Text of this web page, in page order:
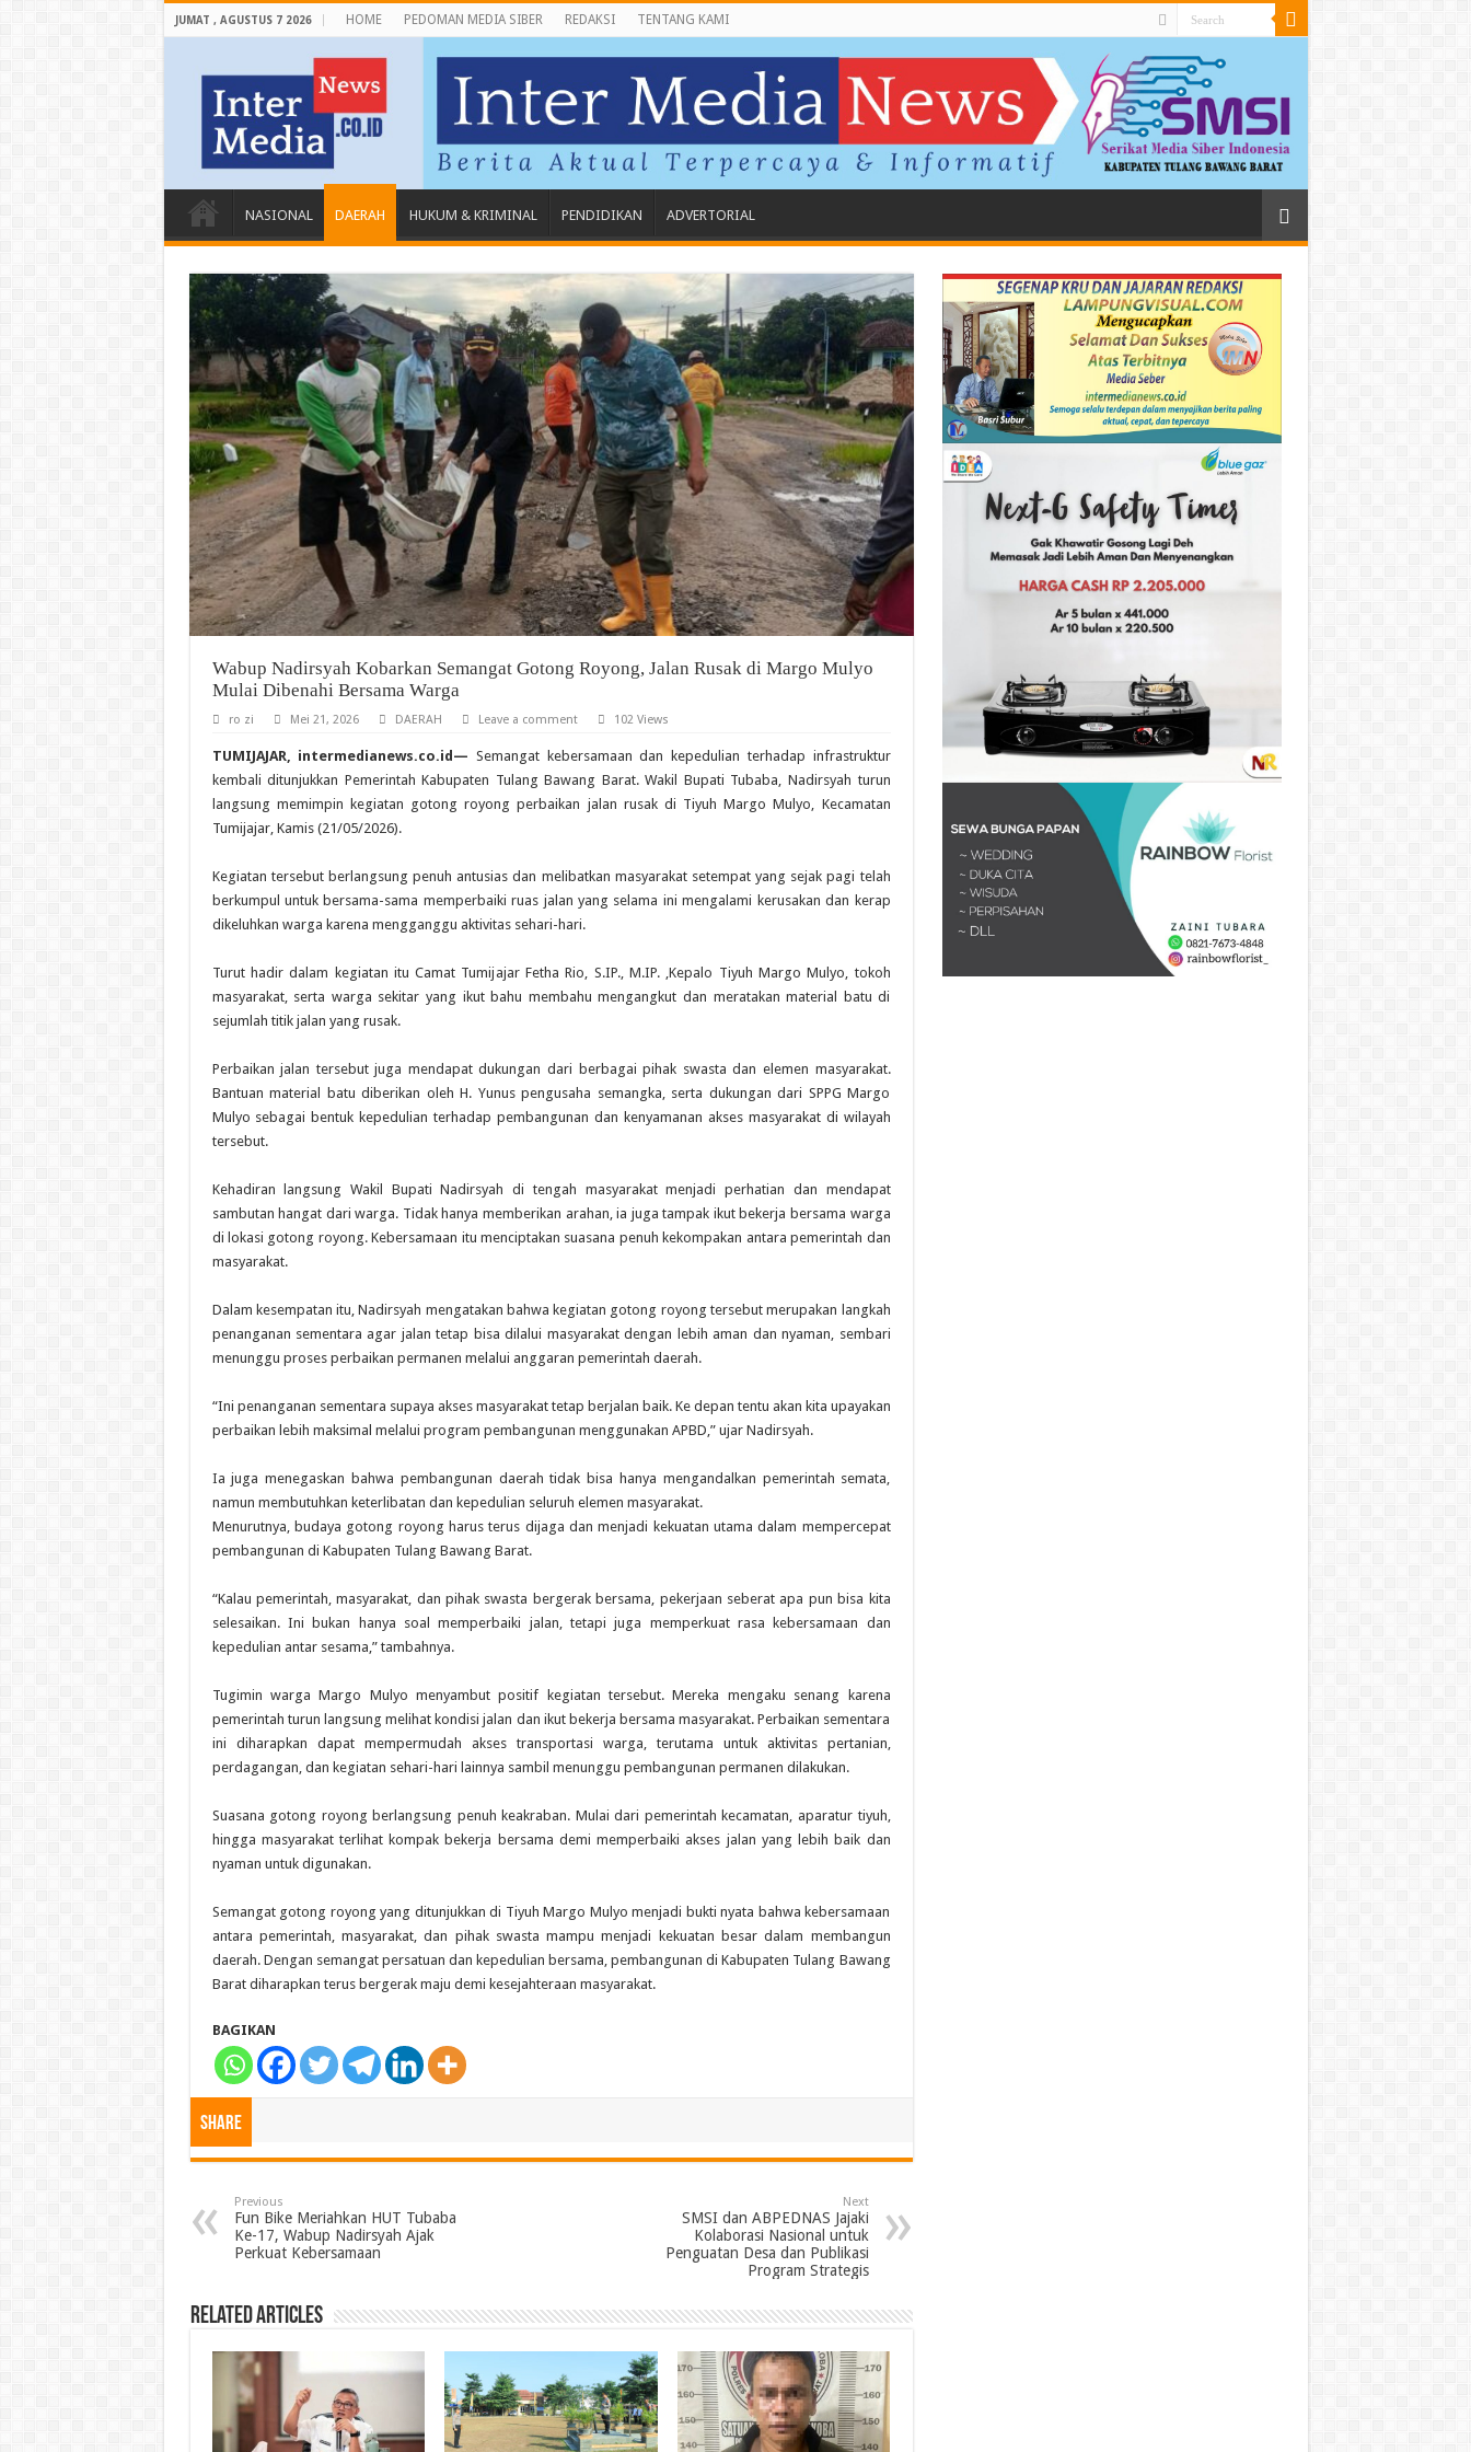
JUMAT , AGUSTUS 7 2026 HOME PEDOMAN MEDIA SIBER REDAKSI TENTANG KAMI
NASIONAL DAERAH HUKUM & KRIMINAL PENDIDIKAN ADVERTORIAL
Wabup Nadirsyah Kobarkan Semangat Gotong Royong, Jalan Rusak di Margo Mulyo
Mulai Dibenahi Bersama Warga
ro zi Mei 21, 2026 DAERAH Leave a comment 102 Views
TUMIJAJAR, intermedianews.co.id— Semangat kebersamaan dan kepedulian terhadap infrastruktur
kembali ditunjukkan Pemerintah Kabupaten Tulang Bawang Barat. Wakil Bupati Tubaba, Nadirsyah turun
langsung memimpin kegiatan gotong royong perbaikan jalan rusak di Tiyuh Margo Mulyo, Kecamatan
Tumijajar, Kamis (21/05/2026).
‎Kegiatan tersebut berlangsung penuh antusias dan melibatkan masyarakat setempat yang sejak pagi telah
berkumpul untuk bersama-sama memperbaiki ruas jalan yang selama ini mengalami kerusakan dan kerap
dikeluhkan warga karena mengganggu aktivitas sehari-hari.
‎Turut hadir dalam kegiatan itu Camat Tumijajar Fetha Rio, S.IP., M.IP. ,Kepalo Tiyuh Margo Mulyo, tokoh
masyarakat, serta warga sekitar yang ikut bahu membahu mengangkut dan meratakan material batu di
sejumlah titik jalan yang rusak.
‎Perbaikan jalan tersebut juga mendapat dukungan dari berbagai pihak swasta dan elemen masyarakat.
Bantuan material batu diberikan oleh H. Yunus pengusaha semangka, serta dukungan dari SPPG Margo
Mulyo sebagai bentuk kepedulian terhadap pembangunan dan kenyamanan akses masyarakat di wilayah
tersebut.
‎Kehadiran langsung Wakil Bupati Nadirsyah di tengah masyarakat menjadi perhatian dan mendapat
sambutan hangat dari warga. Tidak hanya memberikan arahan, ia juga tampak ikut bekerja bersama warga
di lokasi gotong royong. Kebersamaan itu menciptakan suasana penuh kekompakan antara pemerintah dan
masyarakat.
‎Dalam kesempatan itu, Nadirsyah mengatakan bahwa kegiatan gotong royong tersebut merupakan langkah
penanganan sementara agar jalan tetap bisa dilalui masyarakat dengan lebih aman dan nyaman, sembari
menunggu proses perbaikan permanen melalui anggaran pemerintah daerah.
‎“Ini penanganan sementara supaya akses masyarakat tetap berjalan baik. Ke depan tentu akan kita upayakan
perbaikan lebih maksimal melalui program pembangunan menggunakan APBD,” ujar Nadirsyah.
‎Ia juga menegaskan bahwa pembangunan daerah tidak bisa hanya mengandalkan pemerintah semata,
namun membutuhkan keterlibatan dan kepedulian seluruh elemen masyarakat.
‎Menurutnya, budaya gotong royong harus terus dijaga dan menjadi kekuatan utama dalam mempercepat
pembangunan di Kabupaten Tulang Bawang Barat.
‎“Kalau pemerintah, masyarakat, dan pihak swasta bergerak bersama, pekerjaan seberat apa pun bisa kita
selesaikan. Ini bukan hanya soal memperbaiki jalan, tetapi juga memperkuat rasa kebersamaan dan
kepedulian antar sesama,” tambahnya.
‎Tugimin warga Margo Mulyo menyambut positif kegiatan tersebut. Mereka mengaku senang karena
pemerintah turun langsung melihat kondisi jalan dan ikut bekerja bersama masyarakat. Perbaikan sementara
ini diharapkan dapat mempermudah akses transportasi warga, terutama untuk aktivitas pertanian,
perdagangan, dan kegiatan sehari-hari lainnya sambil menunggu pembangunan permanen dilakukan.
‎Suasana gotong royong berlangsung penuh keakraban. Mulai dari pemerintah kecamatan, aparatur tiyuh,
hingga masyarakat terlihat kompak bekerja bersama demi memperbaiki akses jalan yang lebih baik dan
nyaman untuk digunakan.
‎Semangat gotong royong yang ditunjukkan di Tiyuh Margo Mulyo menjadi bukti nyata bahwa kebersamaan
antara pemerintah, masyarakat, dan pihak swasta mampu menjadi kekuatan besar dalam membangun
daerah. Dengan semangat persatuan dan kepedulian bersama, pembangunan di Kabupaten Tulang Bawang
Barat diharapkan terus bergerak maju demi kesejahteraan masyarakat.
BAGIKAN
Share
Previous
Fun Bike Meriahkan HUT Tubaba
Ke-17, Wabup Nadirsyah Ajak
Perkuat Kebersamaan
Next
SMSI dan ABPEDNAS Jajaki
Kolaborasi Nasional untuk
Penguatan Desa dan Publikasi
Program Strategis
Related Articles